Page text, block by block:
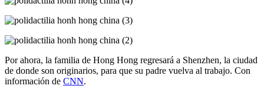
Por ahora, la familia de Hong Hong regresará a Shenzhen, la ciudad
de donde son originarios, para que su padre vuelva al trabajo. Con
información de CNN.